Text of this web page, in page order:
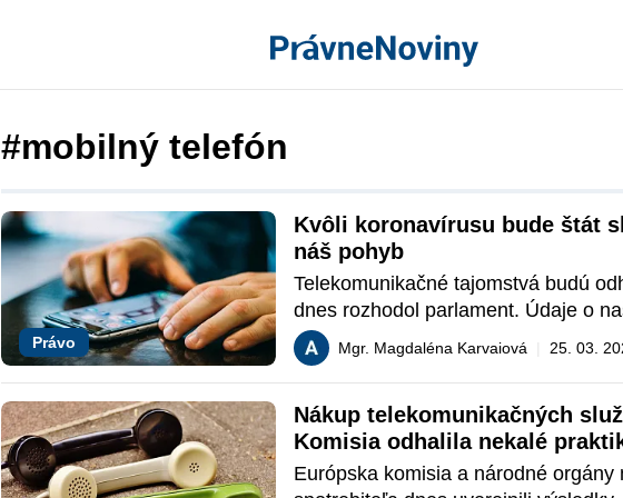
#mobilný telefón
Právo
Kvôli koronavírusu bude štát
náš pohyb
Telekomunikačné tajomstvá budú
dnes rozhodol parlament. Údaje o
získané od mobilných operátorov
sprístupnené Úradu verejného
s cieľom zmierniť dopady
Slovensku. Pozrite sa, čo všetko o
štátna inštitúcia vedieť.
Mgr. Magdaléna Karvaiová 25. 03.
Nákup telekomunikačných
Komisia odhalila nekalé
Európska komisia a národné orgány